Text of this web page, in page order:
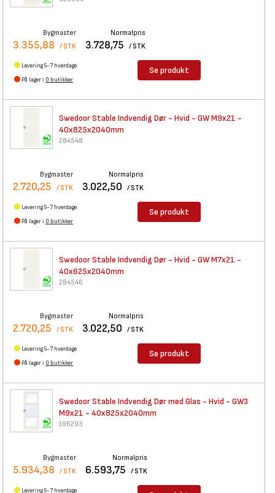
Bygmaster
3.355,88 / STK
Normalpris
3.728,75 / STK
Levering 5-7 hverdage
På lager i 0 butikker
Se produkt
Swedoor Stable Indvendig Dør - Hvid - GW M9x21 -
40x825x2040mm
284548
Bygmaster
2.720,25 / STK
Normalpris
3.022,50 / STK
Levering 5-7 hverdage
På lager i 0 butikker
Se produkt
Swedoor Stable Indvendig Dør - Hvid - GW M7x21 -
40x625x2040mm
284546
Bygmaster
2.720,25 / STK
Normalpris
3.022,50 / STK
Levering 5-7 hverdage
På lager i 0 butikker
Se produkt
Swedoor Stable Indvendig Dørmed Glas - Hvid - GW3
M9x21 - 40x825x2040mm
196293
Bygmaster
5.934,38 / STK
Normalpris
6.593,75 / STK
Levering 5-7 hverdage